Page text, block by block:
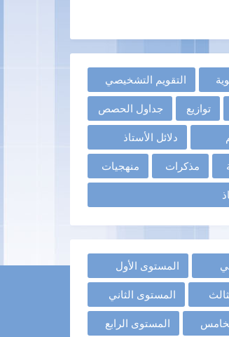
التقويم التشخيصي
توازيع جداول الحصص
دلائل الأستاذ
مذكرات منهجيات
المستوى الأول
المستوى الثاني
المستوى الرابع